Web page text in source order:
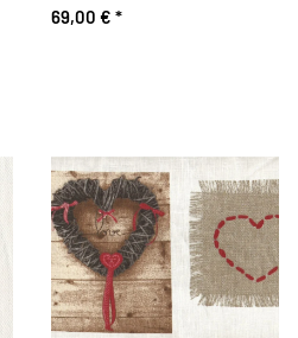
anthrazit
69,00 € *